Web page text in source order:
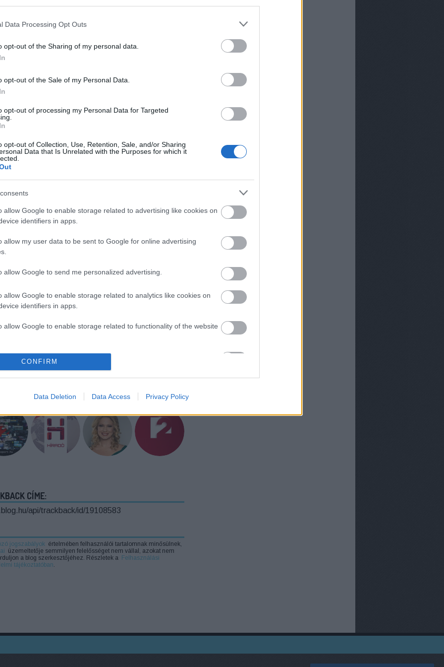
Data Processing Opt Outs
opt-out of the Sharing of my personal data.
opt-out of the Sale of my Personal Data.
opt-out of processing my Personal Data for Targeted
opt-out of Collection, Use, Retention, Sale, and/or Sharing
Data that Is Unrelated with the Purposes for which it
allow Google to enable storage related to advertising like cookies on
identifiers in apps.
allow my user data to be sent to Google for online advertising
allow Google to send me personalized advertising.
allow Google to enable storage related to analytics like cookies on
identifiers in apps.
allow Google to enable storage related to functionality of the website
allow Google to enable storage related to personalization.
allow Google to enable storage related to security, including
functionality and fraud prevention, and other user protection.
CONFIRM
Data Deletion Data Access Privacy Policy
rajt,addig a stáb jelentős részét lecserélik.
Gajdos TamásésSzedmák Zita
n vezetett híradót, de 1998 és 2002 között a
kapcsolatban a TV2 Sajtóosztályát is, ahol a
zajlik az infotainment terület átalakítása, és a
kérdésekről ebben a szakaszban még korai
Amint időszerű lesz, a nézőket és a sajtó
tájékoztatni fogjuk a műsorokról és
szenvedett az országgyűlési választáson.
utánkirúgtákSzalai Vivien hírigazgatót, majd
is. Utóbbiak valószínűleg nem térnek vissza a
CÍME:
api/trackback/id/19108583
jogszabályokértelmében felhasználói tartalomnak minősülnek,
üzemeltetője semmilyen felelősséget nem vállal, azokat nem
a blog szerkesztőjéhez. Részletek a Felhasználási
tájékoztatóban.
Időjárás-jelentés a
Nagyon úgy fest, hogy még
Mit nézhetünk a TV2-n 2026